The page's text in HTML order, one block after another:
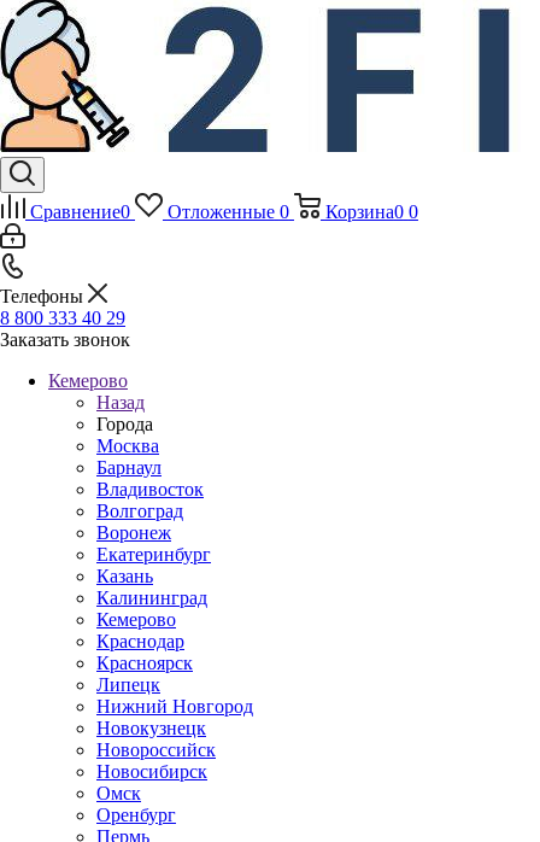
Сравнение0 Отложенные 0 Корзина0 0
Телефоны
8 800 333 40 29
Заказать звонок
Кемерово
Назад
Города
Москва
Барнаул
Владивосток
Волгоград
Воронеж
Екатеринбург
Казань
Калининград
Кемерово
Краснодар
Красноярск
Липецк
Нижний Новгород
Новокузнецк
Новороссийск
Новосибирск
Омск
Оренбург
Пермь